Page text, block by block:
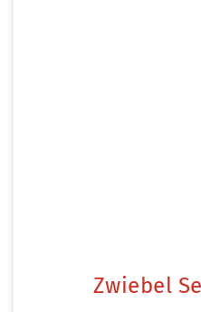
Zwiebel